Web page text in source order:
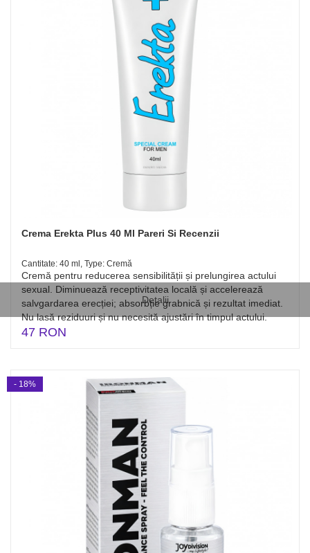
Detalii
Crema Erekta Plus 40 Ml Pareri Si Recenzii
Cantitate: 40 ml, Type: Cremă
Cremă pentru reducerea sensibilității și prelungirea actului
sexual. Diminuează receptivitatea locală și accelerează
salvgardarea erecției; absorbție grabnică și rezultat imediat.
Nu lasă reziduuri și nu necesită ajustări în timpul actului.
47 RON
- 18%